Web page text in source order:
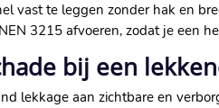
vast te leggen zonder hak en
3215 afvoeren, zodat je een
bij een
lekkage aan zichtbare en